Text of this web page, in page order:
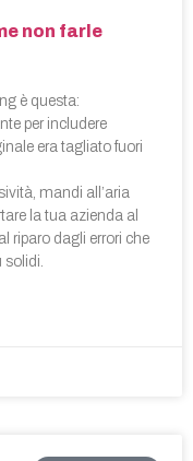
non farle
è questa:
per includere
era tagliato fuori
mandi all’aria
la tua azienda al
riparo dagli errori che